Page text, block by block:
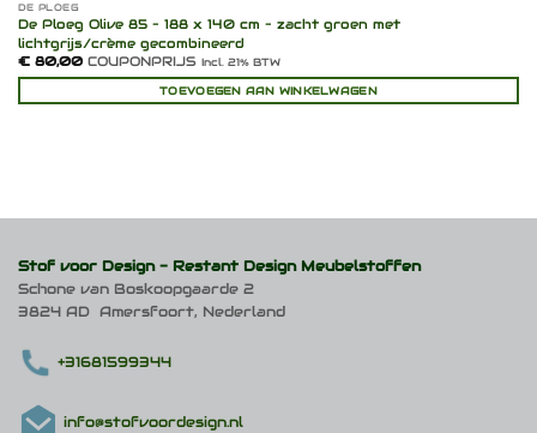
DE PLOEG
De Ploeg Olive 85 – 188 x 140 cm – zacht groen met
lichtgrijs/crème gecombineerd
€80,00COUPONPRIJS Incl. 21% BTW
TOEVOEGEN AAN WINKELWAGEN
Stof voor Design - Restant Design Meubelstoffen
Schone van Boskoopgaarde 2
3824 AD Amersfoort, Nederland
+31681599344
info@stofvoordesign.nl